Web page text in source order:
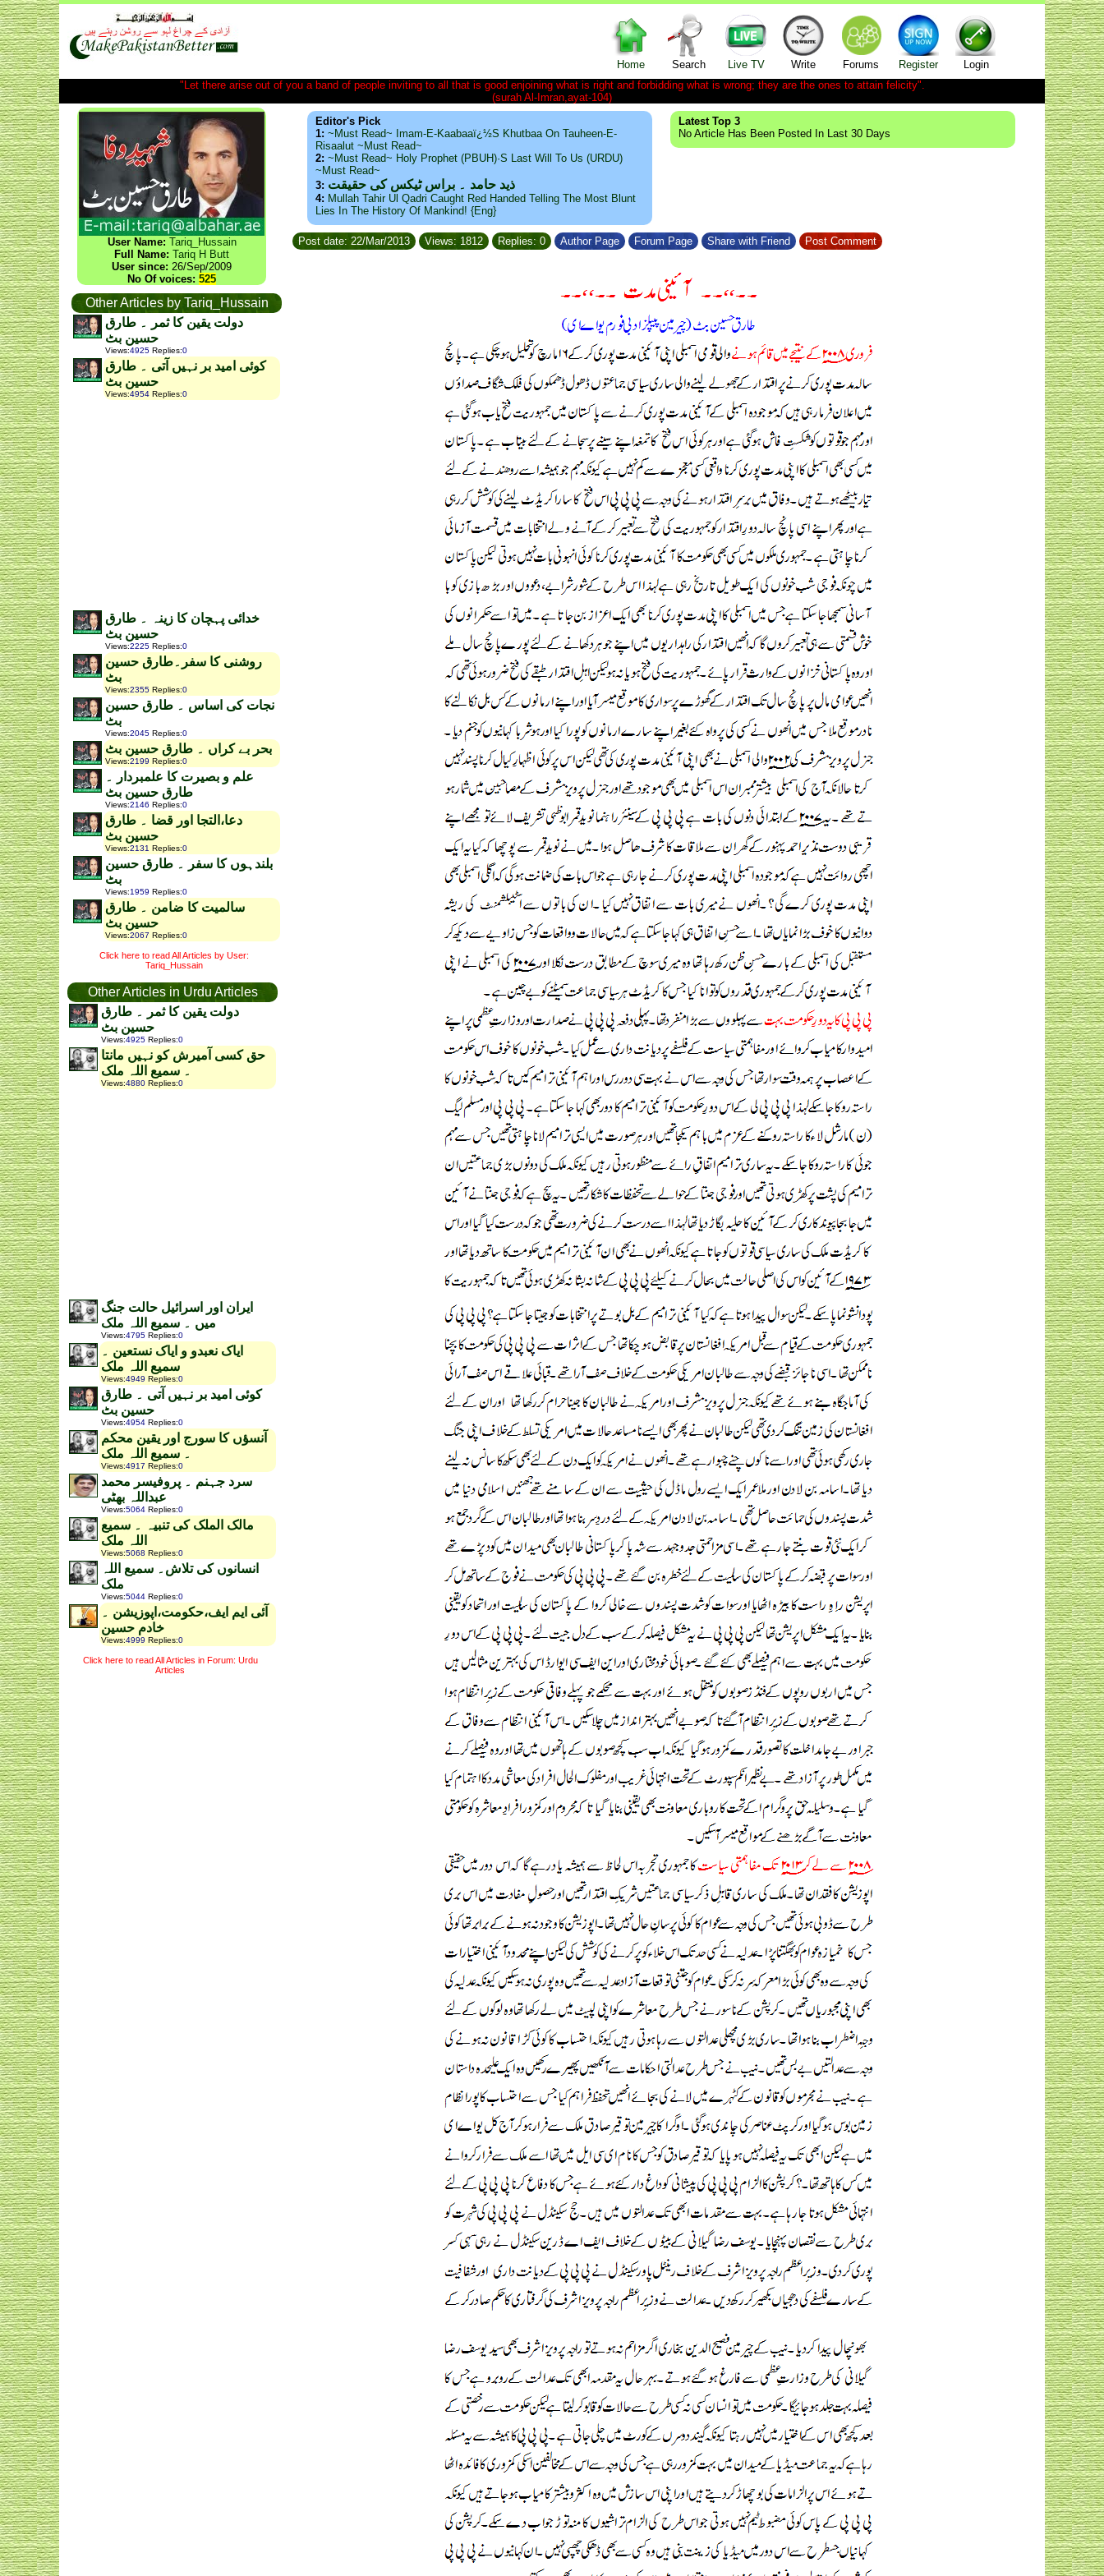
Home Search Live TV Write Forums Register
Login
"Let there arise out of you a band of people inviting to all that is good enjoining what is right and forbidding what is wrong; they are the ones to attain felicity".
(surah Al-Imran,ayat-104)
User Name: Tariq_Hussain
Full Name: Tariq H Butt
User since: 26/Sep/2009
No Of voices: 525
Other Articles by Tariq_Hussain
دولت یقین کا ثمر ۔ طارق
حسین بٹ
Views:4925 Replies:0
کوئی امید بر نہیں آتی ۔ طارق
حسین بٹ
Views:4954 Replies:0
خدائی پہچان کا زینہ ۔ طارق
حسین بٹ
Views:2225 Replies:0
روشنی کا سفر۔طارق حسین
بٹ
Views:2355 Replies:0
نجات کی اساس ۔ طارق حسین
بٹ
Views:2045 Replies:0
بحر بے کراں ۔ طارق حسین بٹ
Views:2199 Replies:0
علم و بصیرت کا علمبردار ۔
طارق حسین بٹ
Views:2146 Replies:0
دعا،التجا اور قضا ۔ طارق
حسین بٹ
Views:2131 Replies:0
بلندہوں کا سفر ۔ طارق حسین
بٹ
Views:1959 Replies:0
سالمیت کا ضامن ۔ طارق
حسین بٹ
Views:2067 Replies:0
Click here to read All Articles by User:
Tariq_Hussain
Other Articles in Urdu Articles
دولت یقین کا ثمر ۔ طارق
حسین بٹ
Views:4925 Replies:0
حق کسی آمیرش کو نہیں مانتا
۔ سمیع اللہ ملک
Views:4880 Replies:0
ایران اور اسرائیل حالت جنگ
میں ۔ سمیع اللہ ملک
Views:4795 Replies:0
ایاک نعبدو و ایاک نستعین ۔
سمیع اللہ ملک
Views:4949 Replies:0
کوئی امید بر نہیں آتی ۔ طارق
حسین بٹ
Views:4954 Replies:0
آنسؤں کا سورج اور یقین محکم
۔ سمیع اللہ ملک
Views:4917 Replies:0
سرد جہنم ۔ پروفیسر محمد
عبداللہ بھٹی
Views:5064 Replies:0
مالک الملک کی تنبیہ ۔ سمیع
اللہ ملک
Views:5068 Replies:0
انسانوں کی تلاش۔ سمیع اللہ
ملک
Views:5044 Replies:0
آئی ایم ایف،حکومت،اپوزیشن ۔
خادم حسین
Views:4999 Replies:0
Click here to read All Articles in Forum: Urdu
Articles
Editor's Pick
1: ~Must Read~ Imam-E-Kaabaaï¿½s Khutbaa On Tauheen-E-
Risaalut ~Must Read~
2: ~Must Read~ Holy Prophet (PBUH)·s Last Will To Us (URDU)
~Must Read~
3: ذید حامد ۔ براس ٹیکس کی حقیقت
4: Mullah Tahir Ul Qadri Caught Red Handed Telling The Most Blunt
Lies In The History Of Mankind! {Eng}
Latest Top 3
No Article Has Been Posted In Last 30 Days
Post date: 22/Mar/2013 Views: 1812 Replies: 0 Author Page Forum Page Share with Friend Post Comment